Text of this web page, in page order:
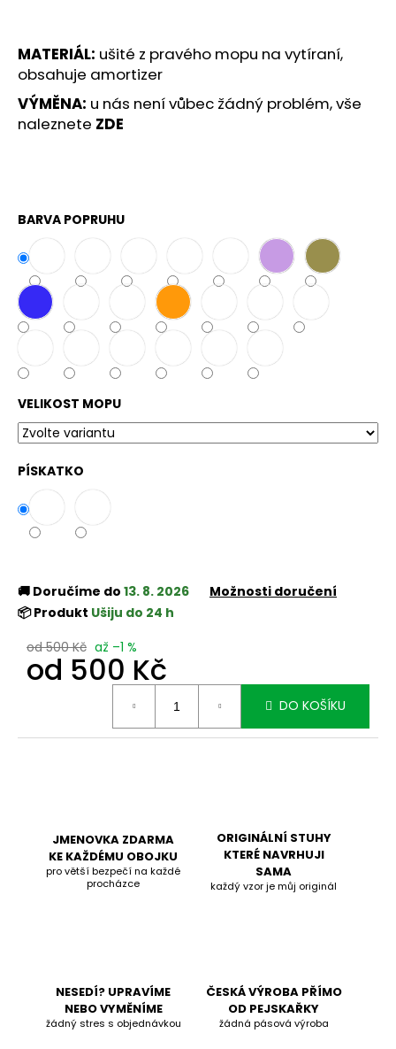
MATERIÁL: ušité z pravého mopu na vytíraní,
obsahuje amortizer
VÝMĚNA: u nás není vůbec žádný problém, vše
naleznete ZDE
BARVA POPRUHU
VELIKOST MOPU
PÍSKATKO
🚚 Doručíme do 13. 8. 2026
Možnosti doručení
📦 Produkt Ušiju do 24 h
od 500 Kč až –1 %
od 500 Kč
DO KOŠÍKU
JMENOVKA ZDARMA
KE KAŽDÉMU OBOJKU
pro větší bezpečí na každé
procházce
ORIGINÁLNÍ STUHY
KTERÉ NAVRHUJI
SAMA
každý vzor je můj originál
NESEDÍ? UPRAVÍME
NEBO VYMĚNÍME
žádný stres s objednávkou
ČESKÁ VÝROBA PŘÍMO
OD PEJSKAŘKY
žádná pásová výroba